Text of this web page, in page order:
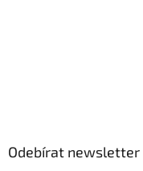
Odebírat newsletter